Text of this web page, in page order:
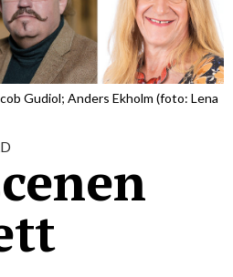
Press
Gudiol; Anders Ekholm (foto: Lena